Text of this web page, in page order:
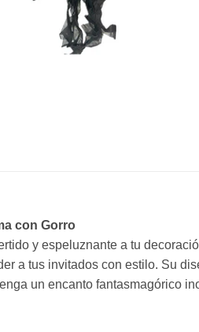
con Gorro
y espeluznante a tu
a tus invitados con estilo. Su
un encanto fantasmagórico